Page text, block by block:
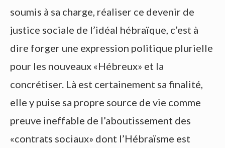
soumis à sa charge, réaliser ce devenir de
justice sociale de l’idéal hébraïque, c’est à
dire forger une expression politique plurielle
pour les nouveaux «Hébreux» et la
concrétiser. Là est certainement sa finalité,
elle y puise sa propre source de vie comme
preuve ineffable de l’aboutissement des
«contrats sociaux» dont l’Hébraïsme est